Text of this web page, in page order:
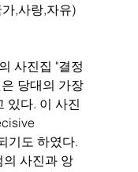
,사랑,자유)
사진집 "결정
당대의 가장
있다. 이 사진
기도 하였다.
사진과 앙